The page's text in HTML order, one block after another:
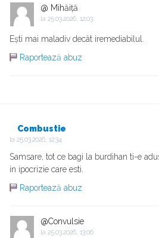
@ Mihăiță
la 25.03.2026, 12:03
Ești mai maladiv decât iremediabilul.
Raportează abuz
Combustie
la 25.03.2026, 12:34
Samsare, tot ce bagi la burdihan ti-e
in ipocrizie care esti.
Raportează abuz
@Convulsie
la 25.03.2026, 13:06